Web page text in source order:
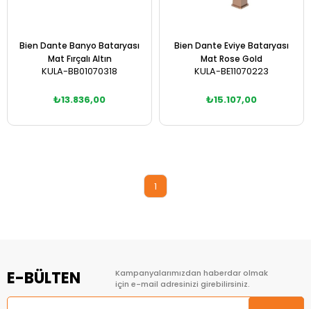
Bien Dante Banyo Bataryası
Mat Fırçalı Altın
KULA-BB01070318
₺13.836,00
Bien Dante Eviye Bataryası
Mat Rose Gold
KULA-BE11070223
₺15.107,00
1
E-BÜLTEN
Kampanyalarımızdan haberdar olmak
için e-mail adresinizi girebilirsiniz.